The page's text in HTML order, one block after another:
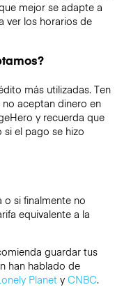
mejor se adapte a
ver los horarios de
más utilizadas. Ten
aceptan dinero en
y recuerda que
si el pago se hizo
o si finalmente no
equivalente a la
guardar tus
han hablado de
Planety CNBC.